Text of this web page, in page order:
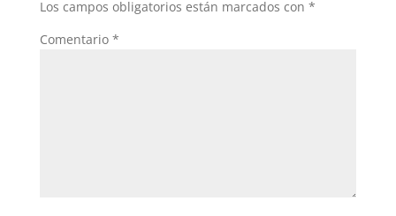
Los campos obligatorios están marcados con *
Comentario *